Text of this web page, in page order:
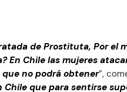
de Prostituta, Por el
En Chile las mujeres
no podrá obtener”,
Chile que para sentirse